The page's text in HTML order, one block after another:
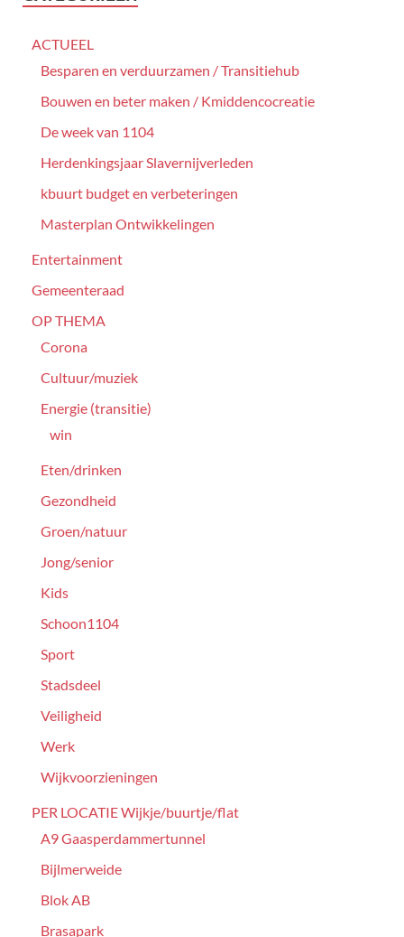
ACTUEEL
Besparen en verduurzamen / Transitiehub
Bouwen en beter maken / Kmiddencocreatie
De week van 1104
Herdenkingsjaar Slavernijverleden
kbuurt budget en verbeteringen
Masterplan Ontwikkelingen
Entertainment
Gemeenteraad
OP THEMA
Corona
Cultuur/muziek
Energie (transitie)
win
Eten/drinken
Gezondheid
Groen/natuur
Jong/senior
Kids
Schoon1104
Sport
Stadsdeel
Veiligheid
Werk
Wijkvoorzieningen
PER LOCATIE Wijkje/buurtje/flat
A9 Gaasperdammertunnel
Bijlmerweide
Blok AB
Brasapark